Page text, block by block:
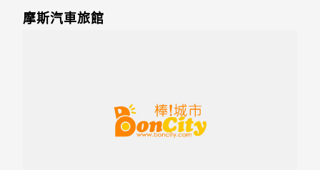
摩斯汽車旅館